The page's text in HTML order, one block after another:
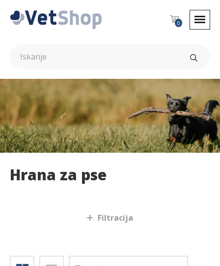
0
Hrana za pse
Barf Buffet
Filtracija